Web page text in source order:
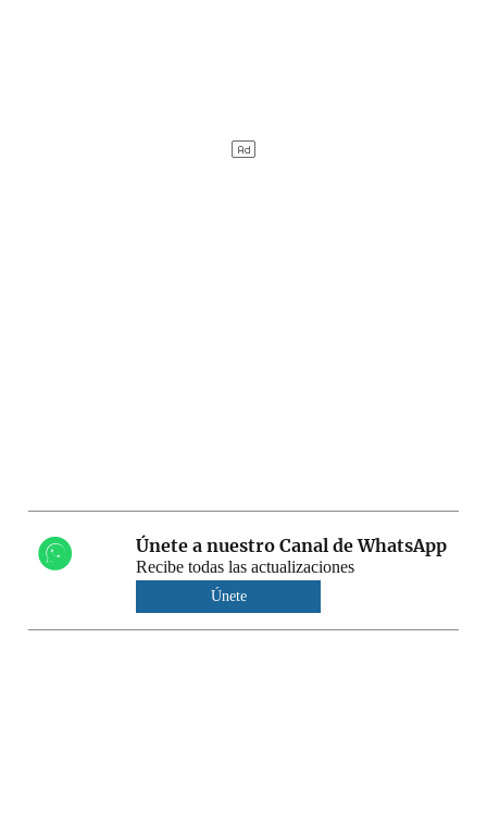
Únete a nuestro Canal de WhatsApp
Recibe todas las actualizaciones
Únete